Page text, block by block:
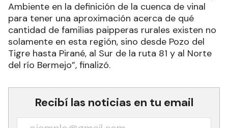
Ambiente en la definición de la cuenca de vinal
para tener una aproximación acerca de qué
cantidad de familias paipperas rurales existen no
solamente en esta región, sino desde Pozo del
Tigre hasta Pirané, al Sur de la ruta 81 y al Norte
del río Bermejo”, finalizó.
Recibí las noticias en tu email